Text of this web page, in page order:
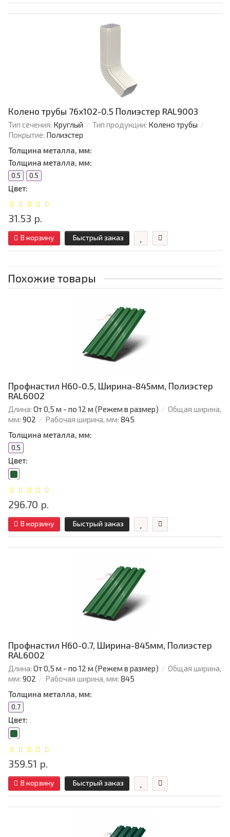
Колено трубы 76х102-0.5 Полиэстер RAL9003
Тип сечения: Круглый Тип продукции: Колено трубы
Покрытие: Полиэстер
Толщина металла, мм:
Толщина металла, мм:
0.5 0.5
Цвет:
31.53 р.
В корзину Быстрый заказ
Похожие товары
Профнастил Н60-0.5, Ширина-845мм, Полиэстер
RAL6002
Длина: От 0,5 м - по 12 м (Режем в размер)
Общая ширина,
мм: 902 Рабочая ширина, мм: 845
Толщина металла, мм:
0.5
Цвет:
296.70 р.
В корзину Быстрый заказ
Профнастил Н60-0.7, Ширина-845мм, Полиэстер
RAL6002
Длина: От 0,5 м - по 12 м (Режем в размер)
Общая ширина,
мм: 902 Рабочая ширина, мм: 845
Толщина металла, мм:
0.7
Цвет:
359.51 р.
В корзину Быстрый заказ